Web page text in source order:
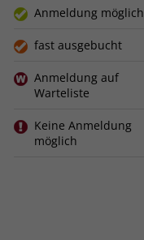
Anmeldung möglich
fast ausgebucht
Anmeldung auf
Warteliste
Keine Anmeldung
möglich